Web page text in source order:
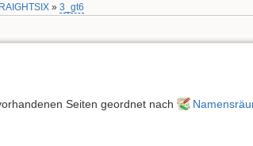
» 3_gt6
Seiten geordnet nach